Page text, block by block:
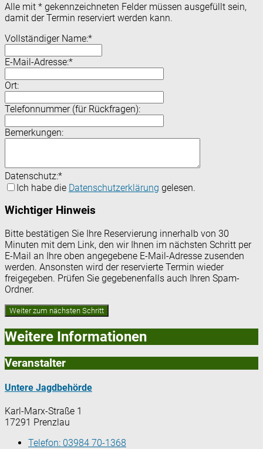
Alle mit * gekennzeichneten Felder müssen ausgefüllt sein,
damit der Termin reserviert werden kann.
Vollständiger Name:*
E-Mail-Adresse:*
Ort:
Telefonnummer (für Rückfragen):
Bemerkungen:
Datenschutz:*
Ich habe die Datenschutzerklärung gelesen.
Wichtiger Hinweis
Bitte bestätigen Sie Ihre Reservierung innerhalb von 30
Minuten mit dem Link, den wir Ihnen im nächsten Schritt per
E-Mail an Ihre oben angegebene E-Mail-Adresse zusenden
werden. Ansonsten wird der reservierte Termin wieder
freigegeben. Prüfen Sie gegebenenfalls auch Ihren Spam-
Ordner.
Weitere Informationen
Veranstalter
Untere Jagdbehörde
Karl-Marx-Straße 1
17291 Prenzlau
Telefon: 03984 70-1368